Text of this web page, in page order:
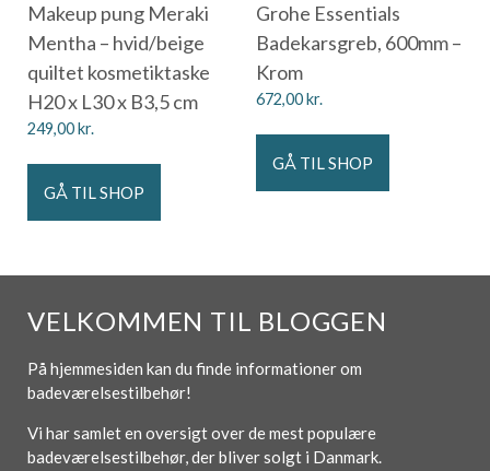
Makeup pung Meraki
Mentha – hvid/beige
quiltet kosmetiktaske
H20 x L30 x B3,5 cm
249,00kr.
GÅ TIL SHOP
Grohe Essentials
Badekarsgreb, 600mm –
Krom
672,00kr.
GÅ TIL SHOP
VELKOMMEN TIL BLOGGEN
På hjemmesiden kan du finde informationer om
badeværelsestilbehør!
Vi har samlet en oversigt over de mest populære
badeværelsestilbehør, der bliver solgt i Danmark.